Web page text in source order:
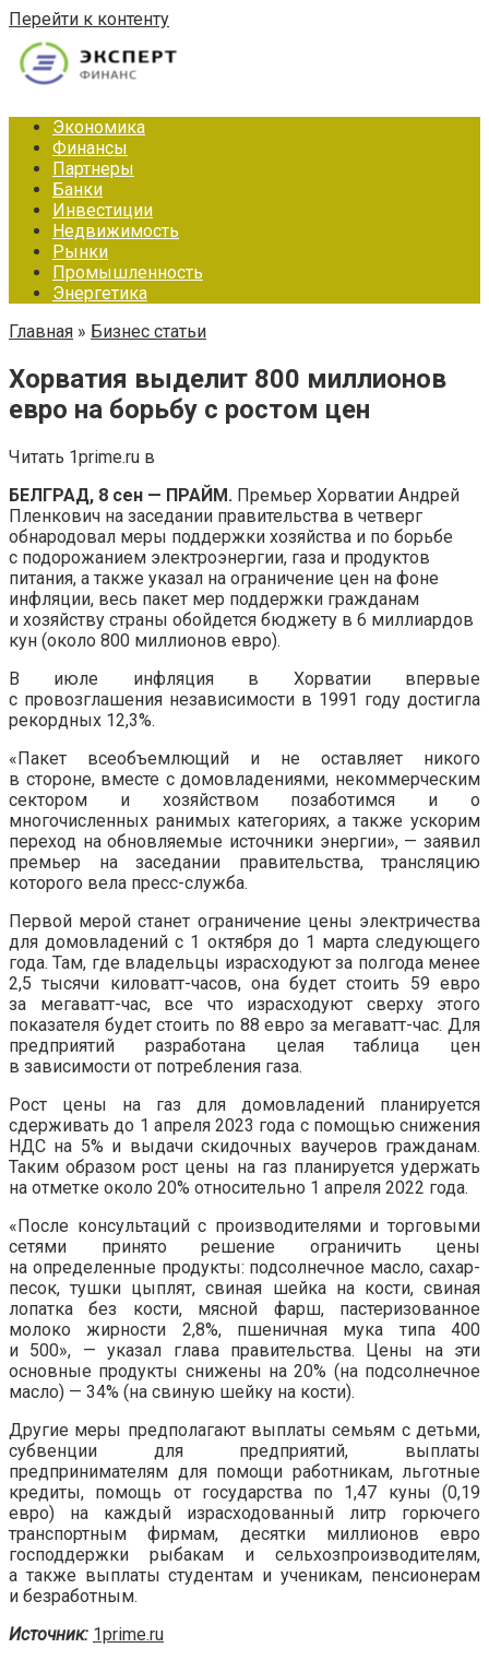
Перейти к контенту
Экономика
Финансы
Партнеры
Банки
Инвестиции
Недвижимость
Рынки
Промышленность
Энергетика
Главная » Бизнес статьи
Хорватия выделит 800 миллионов
евро на борьбу с ростом цен
Читать 1prime.ru в
БЕЛГРАД, 8 сен — ПРАЙМ. Премьер Хорватии Андрей
Пленкович на заседании правительства в четверг
обнародовал меры поддержки хозяйства и по борьбе
с подорожанием электроэнергии, газа и продуктов
питания, а также указал на ограничение цен на фоне
инфляции, весь пакет мер поддержки гражданам
и хозяйству страны обойдется бюджету в 6 миллиардов
кун (около 800 миллионов евро).
В июле инфляция в Хорватии впервые
с провозглашения независимости в 1991 году достигла
рекордных 12,3%.
«Пакет всеобъемлющий и не оставляет никого
в стороне, вместе с домовладениями, некоммерческим
сектором и хозяйством позаботимся и о
многочисленных ранимых категориях, а также ускорим
переход на обновляемые источники энергии», — заявил
премьер на заседании правительства, трансляцию
которого вела пресс-служба.
Первой мерой станет ограничение цены электричества
для домовладений c 1 октября до 1 марта следующего
года. Там, где владельцы израсходуют за полгода менее
2,5 тысячи киловатт-часов, она будет стоить 59 евро
за мегаватт-час, все что израсходуют сверху этого
показателя будет стоить по 88 евро за мегаватт-час. Для
предприятий разработана целая таблица цен
в зависимости от потребления газа.
Рост цены на газ для домовладений планируется
сдерживать до 1 апреля 2023 года с помощью снижения
НДС на 5% и выдачи скидочных ваучеров гражданам.
Таким образом рост цены на газ планируется удержать
на отметке около 20% относительно 1 апреля 2022 года.
«После консультаций с производителями и торговыми
сетями принято решение ограничить цены
на определенные продукты: подсолнечное масло, сахар-
песок, тушки цыплят, свиная шейка на кости, свиная
лопатка без кости, мясной фарш, пастеризованное
молоко жирности 2,8%, пшеничная мука типа 400
и 500», — указал глава правительства. Цены на эти
основные продукты снижены на 20% (на подсолнечное
масло) — 34% (на свиную шейку на кости).
Другие меры предполагают выплаты семьям с детьми,
субвенции для предприятий, выплаты
предпринимателям для помощи работникам, льготные
кредиты, помощь от государства по 1,47 куны (0,19
евро) на каждый израсходованный литр горючего
транспортным фирмам, десятки миллионов евро
господдержки рыбакам и сельхозпроизводителям,
а также выплаты студентам и ученикам, пенсионерам
и безработным.
Источник: 1prime.ru